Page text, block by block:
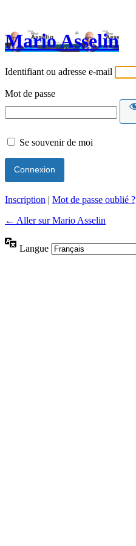
Mario Asselin
Identifiant ou adresse e-mail
Mot de passe
Se souvenir de moi
Inscription | Mot de passe oublié ?
← Aller sur Mario Asselin
Langue